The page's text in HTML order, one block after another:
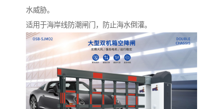
水威胁。
适用于海岸线防潮闸门，防止海水倒灌。